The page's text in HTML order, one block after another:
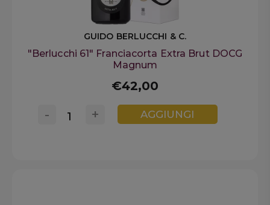
GUIDO BERLUCCHI & C.
"Berlucchi 61" Franciacorta Extra Brut DOCG
Magnum
€42,00
+
- AGGIUNGI